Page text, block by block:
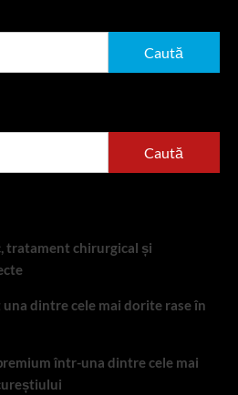
Caută
tratament chirurgical și
dintre cele mai dorite rase în
într-una dintre cele mai